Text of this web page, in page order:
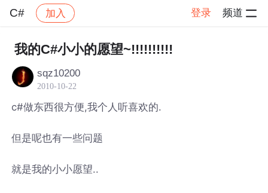
C# 加入 登录 频道
社区 C# 帖子详情
我的C#小小的愿望~!!!!!!!!!!
sqz10200
2010-10-22
c#做东西很方便,我个人听喜欢的.
但是呢也有一些问题
就是我的小小愿望..